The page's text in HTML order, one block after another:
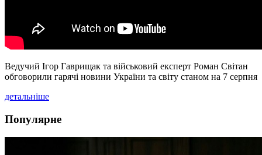
Ведучий Ігор Гаврищак та військовий експерт Роман Світан
обговорили гарячі новини України та світу станом на 7 серпня
детальніше
Популярне